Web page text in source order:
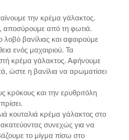
την κρέμα γάλακτος.
αποσύρουμε από τη φωτιά.
βανίλιας και αφαιρούμε
ενός μαχαιριού. Τα
κρέμα γάλακτος. Αφήνουμε
ώστε η βανίλια να αρωματίσει
κρόκους και την ερυθριτόλη
κουταλιά κρέμα γάλακτος στο
συνεχώς για να
το μίγμα πίσω στο